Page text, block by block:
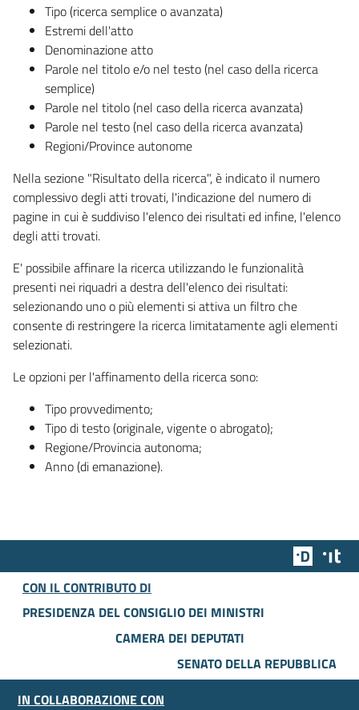
Tipo (ricerca semplice o avanzata)
Estremi dell'atto
Denominazione atto
Parole nel titolo e/o nel testo (nel caso della ricerca
semplice)
Parole nel titolo (nel caso della ricerca avanzata)
Parole nel testo (nel caso della ricerca avanzata)
Regioni/Province autonome
Nella sezione "Risultato della ricerca", è indicato il numero
complessivo degli atti trovati, l'indicazione del numero di
pagine in cui è suddiviso l'elenco dei risultati ed infine, l'elenco
degli atti trovati.
E' possibile affinare la ricerca utilizzando le funzionalità
presenti nei riquadri a destra dell'elenco dei risultati:
selezionando uno o più elementi si attiva un filtro che
consente di restringere la ricerca limitatamente agli elementi
selezionati.
Le opzioni per l'affinamento della ricerca sono:
Tipo provvedimento;
Tipo di testo (originale, vigente o abrogato);
Regione/Provincia autonoma;
Anno (di emanazione).
Team
CON IL CONTRIBUTO DI
PRESIDENZA DEL CONSIGLIO DEI MINISTRI
CAMERA DEI DEPUTATI
SENATO DELLA REPUBBLICA
IN COLLABORAZIONE CON